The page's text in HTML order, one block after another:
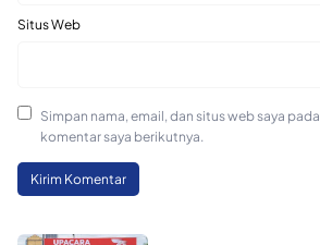
Situs Web
Simpan nama, email, dan situs web saya
komentar saya berikutnya.